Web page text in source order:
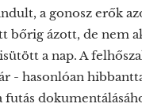
a gonosz erők
bőrig ázott, de nem
a nap. A
- hasonlóan